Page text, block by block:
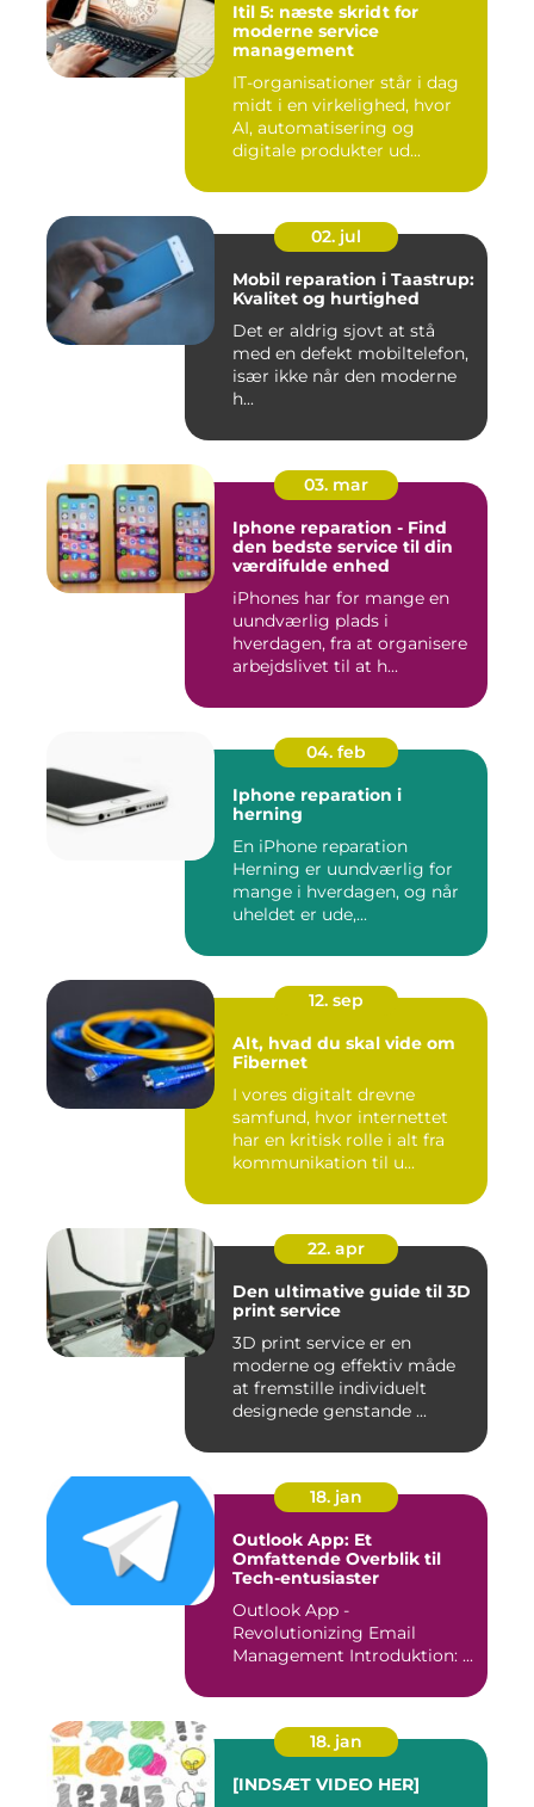
Itil 5: næste skridt for
moderne service
management
IT-organisationer står i dag
midt i en virkelighed, hvor
AI, automatisering og
digitale produkter ud...
02. jul
Mobil reparation i Taastrup:
Kvalitet og hurtighed
Det er aldrig sjovt at stå
med en defekt mobiltelefon,
især ikke når den moderne
h...
03. mar
Iphone reparation - Find
den bedste service til din
værdifulde enhed
iPhones har for mange en
uundværlig plads i
hverdagen, fra at organisere
arbejdslivet til at h...
04. feb
Iphone reparation i
herning
En iPhone reparation
Herning er uundværlig for
mange i hverdagen, og når
uheldet er ude,...
12. sep
Alt, hvad du skal vide om
Fibernet
I vores digitalt drevne
samfund, hvor internettet
har en kritisk rolle i alt fra
kommunikation til u...
22. apr
Den ultimative guide til 3D
print service
3D print service er en
moderne og effektiv måde
at fremstille individuelt
designede genstande ...
18. jan
Outlook App: Et
Omfattende Overblik til
Tech-entusiaster
Outlook App -
Revolutionizing Email
Management Introduktion: ...
18. jan
[INDSÆT VIDEO HER]